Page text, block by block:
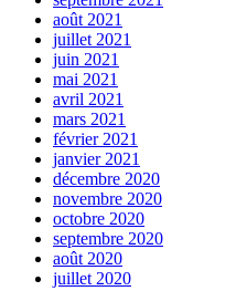
août 2021
juillet 2021
juin 2021
mai 2021
avril 2021
mars 2021
février 2021
janvier 2021
décembre 2020
novembre 2020
octobre 2020
septembre 2020
août 2020
juillet 2020